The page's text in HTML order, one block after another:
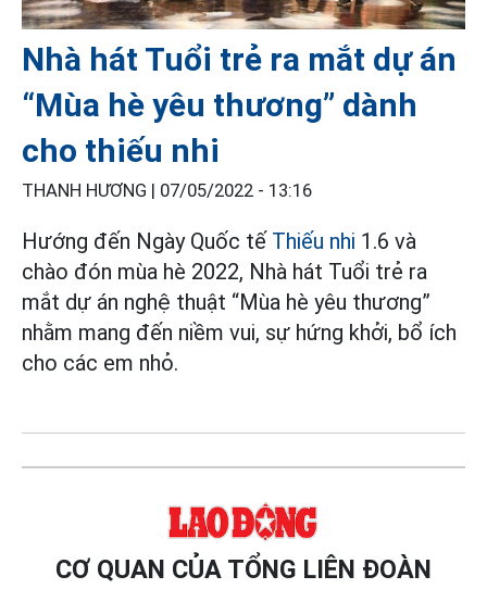
Nhà hát Tuổi trẻ ra mắt dự án
“Mùa hè yêu thương” dành
cho thiếu nhi
THANH HƯƠNG | 07/05/2022 - 13:16
Hướng đến Ngày Quốc tế Thiếu nhi 1.6 và
chào đón mùa hè 2022, Nhà hát Tuổi trẻ ra
mắt dự án nghệ thuật “Mùa hè yêu thương”
nhằm mang đến niềm vui, sự hứng khởi, bổ ích
cho các em nhỏ.
CƠ QUAN CỦA TỔNG LIÊN ĐOÀN